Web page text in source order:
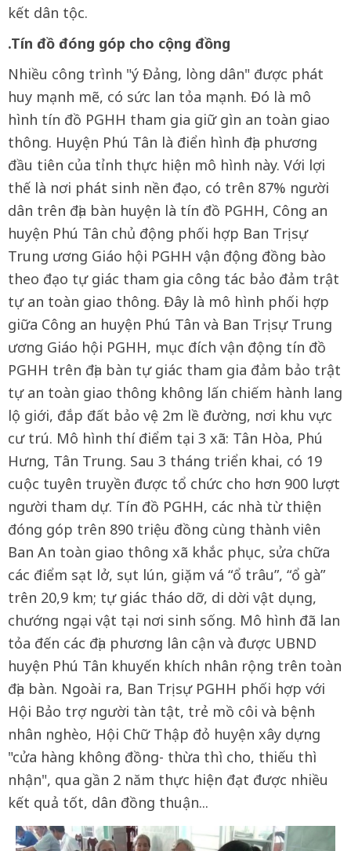
kết dân tộc.
.Tín đồ đóng góp cho cộng đồng
Nhiều công trình "ý Đảng, lòng dân" được phát
huy mạnh mẽ, có sức lan tỏa mạnh. Đó là mô
hình tín đồ PGHH tham gia giữ gìn an toàn giao
thông. Huyện Phú Tân là điển hình địa phương
đầu tiên của tỉnh thực hiện mô hình này. Với lợi
thế là nơi phát sinh nền đạo, có trên 87% người
dân trên địa bàn huyện là tín đồ PGHH, Công an
huyện Phú Tân chủ động phối hợp Ban Trị sự
Trung ương Giáo hội PGHH vận động đồng bào
theo đạo tự giác tham gia công tác bảo đảm trật
tự an toàn giao thông. Đây là mô hình phối hợp
giữa Công an huyện Phú Tân và Ban Trị sự Trung
ương Giáo hội PGHH, mục đích vận động tín đồ
PGHH trên địa bàn tự giác tham gia đảm bảo trật
tự an toàn giao thông không lấn chiếm hành lang
lộ giới, đắp đất bảo vệ 2m lề đường, nơi khu vực
cư trú. Mô hình thí điểm tại 3 xã: Tân Hòa, Phú
Hưng, Tân Trung. Sau 3 tháng triển khai, có 19
cuộc tuyên truyền được tổ chức cho hơn 900 lượt
người tham dự. Tín đồ PGHH, các nhà từ thiện
đóng góp trên 890 triệu đồng cùng thành viên
Ban An toàn giao thông xã khắc phục, sửa chữa
các điểm sạt lở, sụt lún, giặm vá “ổ trâu”, “ổ gà”
trên 20,9 km; tự giác tháo dỡ, di dời vật dụng,
chướng ngại vật tại nơi sinh sống. Mô hình đã lan
tỏa đến các địa phương lân cận và được UBND
huyện Phú Tân khuyến khích nhân rộng trên toàn
địa bàn. Ngoài ra, Ban Trị sự PGHH phối hợp với
Hội Bảo trợ người tàn tật, trẻ mồ côi và bệnh
nhân nghèo, Hội Chữ Thập đỏ huyện xây dựng
"cửa hàng không đồng- thừa thì cho, thiếu thì
nhận", qua gần 2 năm thực hiện đạt được nhiều
kết quả tốt, dân đồng thuận...